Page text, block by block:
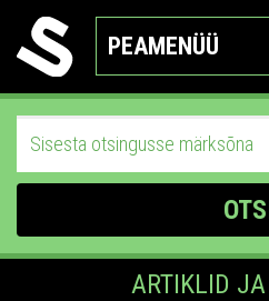
PEAMENÜÜ
ARTIKLID JA